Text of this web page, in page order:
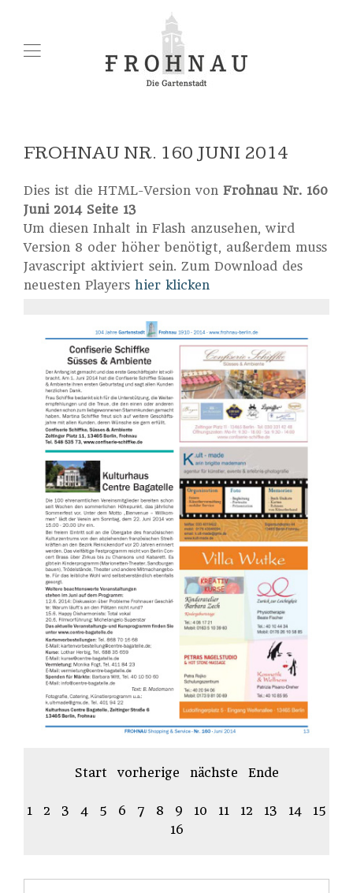
FROHNAU NR. 160 JUNI 2014
Dies ist die HTML-Version von Frohnau Nr. 160
Juni 2014 Seite 13
Um diesen Inhalt in Flash anzusehen, wird
Version 8 oder höher benötigt, außerdem muss
Javascript aktiviert sein. Zum Download des
neuesten Players hier klicken
Start vorherige nächste Ende
1 2 3 4 5 6 7 8 9 10 11 12 13 14
15
16